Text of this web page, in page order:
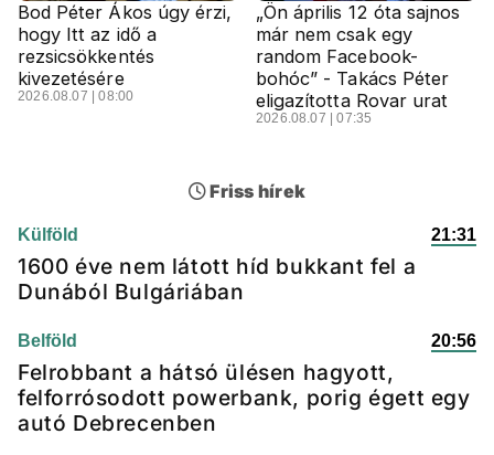
Bod Péter Ákos úgy érzi,
hogy Itt az idő a
rezsicsökkentés
kivezetésére
2026.08.07 | 08:00
„Ön április 12 óta sajnos
már nem csak egy
random Facebook-
bohóc” - Takács Péter
eligazította Rovar urat
2026.08.07 | 07:35
Friss hírek
Külföld 21:31
1600 éve nem látott híd bukkant fel a
Dunából Bulgáriában
Belföld 20:56
Felrobbant a hátsó ülésen hagyott,
felforrósodott powerbank, porig égett egy
autó Debrecenben